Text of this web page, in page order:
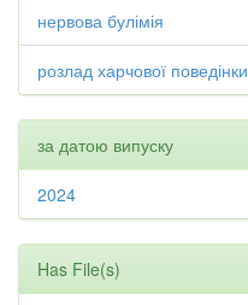
нервова булімія
розлад харчової поведінки
за датою випуску
2024
Has File(s)